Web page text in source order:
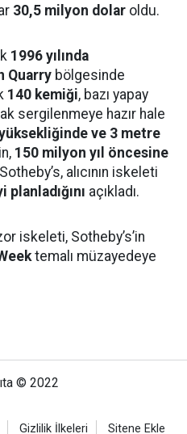
30,5 milyon dolar oldu.
1996 yılında
Quarry bölgesinde
140 kemiği, bazı yapay
sergilenmeye hazır hale
ve 3 metre
150 milyon yıl öncesine
alıcının iskeleti
açıkladı.
iskeleti, Sotheby’s’in
temalı müzayedeye
© 2022
Gizlilik İlkeleri Sitene Ekle